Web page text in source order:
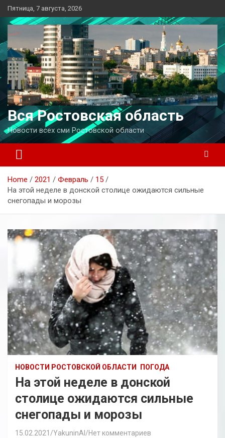
Перейти
к
содержимому
Пятница, 7 августа, 2026
Вся Ростовская область
Новости всех сми Ростовской области
Home 2021 Февраль
15
На этой неделе в донской столице ожидаются сильные
снегопады и морозы
НОВОСТИ РОСТОВСКОЙ ОБЛАСТИ ПОГОДА
На этой неделе в донской
столице ожидаются сильные
снегопады и морозы
15.02.2021 YakuninAI Нет комментариев